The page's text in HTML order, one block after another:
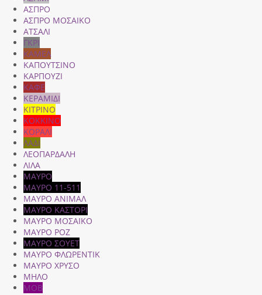
ΑΣΠΡΟ
ΑΣΠΡΟ ΜΟΣΑΙΚΟ
ΑΤΣΑΛΙ
ΓΚΡΙ
ΚΑΜΕΛ
ΚΑΠΟΥΤΣΙΝΟ
ΚΑΡΠΟΥΖΙ
ΚΑΦΕ
ΚΕΡΑΜΙΔΙ
ΚΙΤΡΙΝΟ
ΚΟΚΚΙΝΟ
ΚΟΡΑΛΙ
ΛΑΔΙ
ΛΕΟΠΑΡΔΑΛΗ
ΛΙΛΑ
ΜΑΥΡΟ
ΜΑΥΡΟ 11-511
ΜΑΥΡΟ ΑΝΙΜΑΛ
ΜΑΥΡΟ ΚΑΣΤΟΡΙ
ΜΑΥΡΟ ΜΟΣΑΙΚΟ
ΜΑΥΡΟ ΡΟΖ
ΜΑΥΡΟ ΣΟΥΕΤ
ΜΑΥΡΟ ΦΛΩΡΕΝΤΙΚ
ΜΑΥΡΟ ΧΡΥΣΟ
ΜΗΛΟ
ΜΟΒ